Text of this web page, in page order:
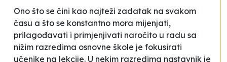
Ono što se čini kao najteži zadatak na svakom
času a što se konstantno mora mijenjati,
prilagođavati i primjenjivati naročito u radu sa
nižim razredima osnovne škole je fokusirati
učenike na lekcije. U nekim razredima nastavnik je